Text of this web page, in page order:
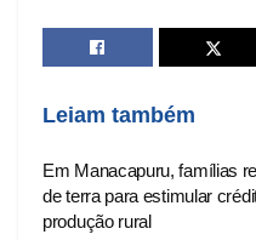
Leiam também
Em Manacapuru, famílias
de terra para estimular
produção rural